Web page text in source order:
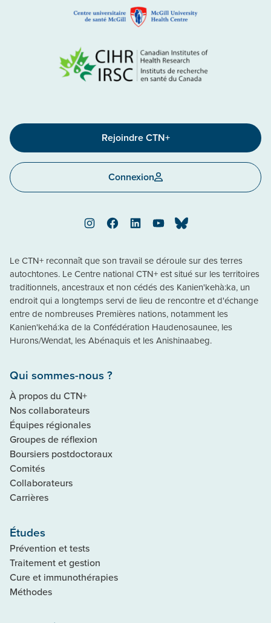
Rejoindre CTN+
Connexion
InstagramFacebookLinkedInYouTubeBluesky
Le CTN+ reconnaît que son travail se déroule sur des terres
autochtones. Le Centre national CTN+ est situé sur les territoires
traditionnels, ancestraux et non cédés des Kanien'kehà:ka, un
endroit qui a longtemps servi de lieu de rencontre et d'échange
entre de nombreuses Premières nations, notamment les
Kanien'kehá:ka de la Confédération Haudenosaunee, les
Hurons/Wendat, les Abénaquis et les Anishinaabeg.
Qui sommes-nous ?
À propos du CTN+
Nos collaborateurs
Équipes régionales
Groupes de réflexion
Boursiers postdoctoraux
Comités
Collaborateurs
Carrières
Études
Prévention et tests
Traitement et gestion
Cure et immunothérapies
Méthodes